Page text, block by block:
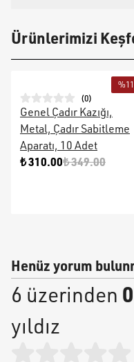
Ürünlerimizi
%11
(0)
Genel Çadır Kazığı,
Metal, Çadır Sabitleme
Aparatı, 10 Adet
₺ 310.00₺ 349.00
Henüz yorum
6 üzerinden
yıldız